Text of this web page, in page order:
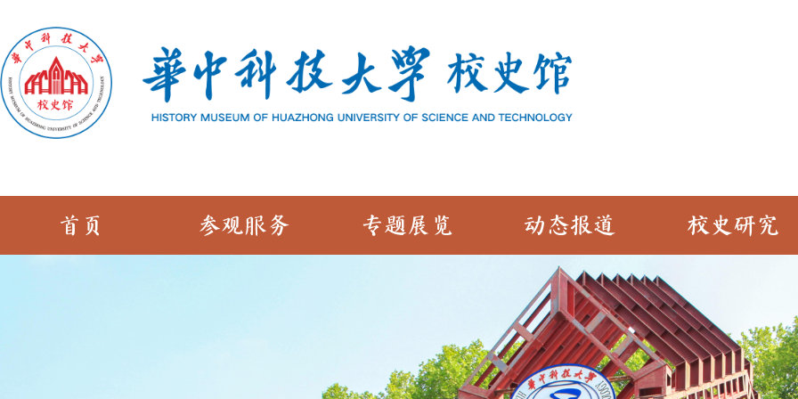
首页 参观服务 专题展览 动态报道 校史研究